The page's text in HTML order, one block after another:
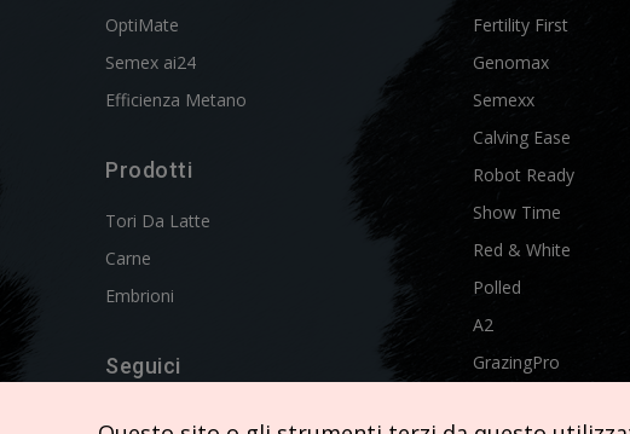
OptiMate
Semex ai24
Efficienza Metano
Prodotti
Tori Da Latte
Carne
Embrioni
Seguici
Fertility First
Genomax
Semexx
Calving Ease
Robot Ready
Show Time
Red & White
Polled
A2
GrazingPro